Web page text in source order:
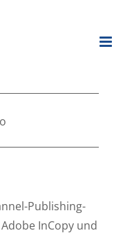
Publishing-
InCopy und
du der Verwendung